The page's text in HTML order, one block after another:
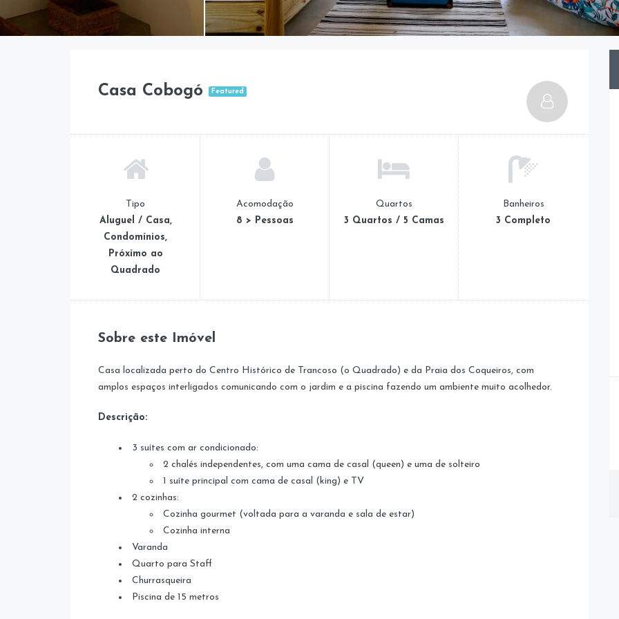
Casa Cobogó Featured
Tipo
Aluguel / Casa,
Condomínios,
Próximo ao
Quadrado
Acomodação
8 > Pessoas
Quartos
3 Quartos / 5 Camas
Banheiros
3 Completo
Sobre este Imóvel
Casa localizada perto do Centro Histórico de Trancoso (o Quadrado) e da Praia dos Coqueiros, com
amplos espaços interligados comunicando com o jardim e a piscina fazendo um ambiente muito acolhedor.
Descrição:
3 suítes com ar condicionado:
2 chalés independentes, com uma cama de casal (queen) e uma de solteiro
1 suíte principal com cama de casal (king) e TV
2 cozinhas:
Cozinha gourmet (voltada para a varanda e sala de estar)
Cozinha interna
Varanda
Quarto para Staff
Churrasqueira
Piscina de 15 metros